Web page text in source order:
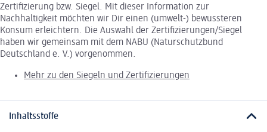
Zertifizierung bzw. Siegel. Mit dieser Information zur
Nachhaltigkeit möchten wir Dir einen (umwelt-) bewussteren
Konsum erleichtern. Die Auswahl der Zertifizierungen/Siegel
haben wir gemeinsam mit dem NABU (Naturschutzbund
Deutschland e. V.) vorgenommen.
Mehr zu den Siegeln und Zertifizierungen
Inhaltsstoffe